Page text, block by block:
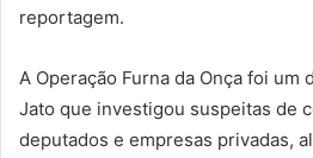
reportagem.
A Operação Furna da Onça foi um
Jato que investigou suspeitas de
deputados e empresas privadas,